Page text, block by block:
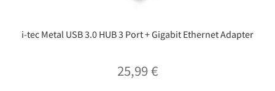
i-tec Metal USB 3.0 HUB 3 Port + Gigabit Ethernet Adapter
25,99€